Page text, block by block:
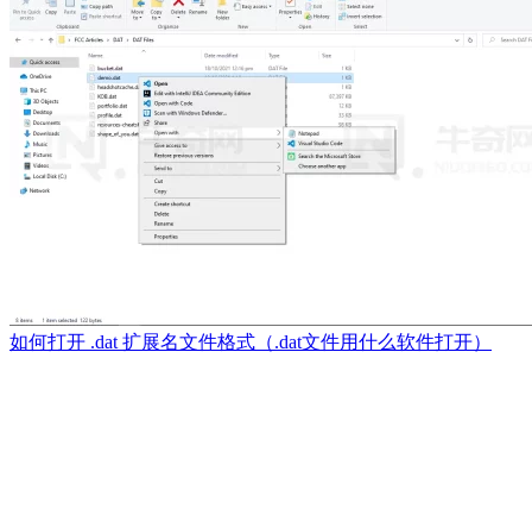
如何打开 .dat 扩展名文件格式（.dat文件用什么软件打开）